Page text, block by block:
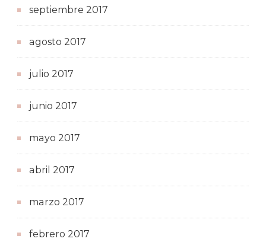
septiembre 2017
agosto 2017
julio 2017
junio 2017
mayo 2017
abril 2017
marzo 2017
febrero 2017